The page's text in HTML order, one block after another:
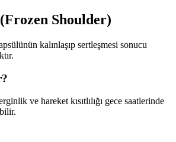
Shoulder)
kalınlaşıp sertleşmesi sonucu
ve hareket kısıtlılığı gece saatlerinde